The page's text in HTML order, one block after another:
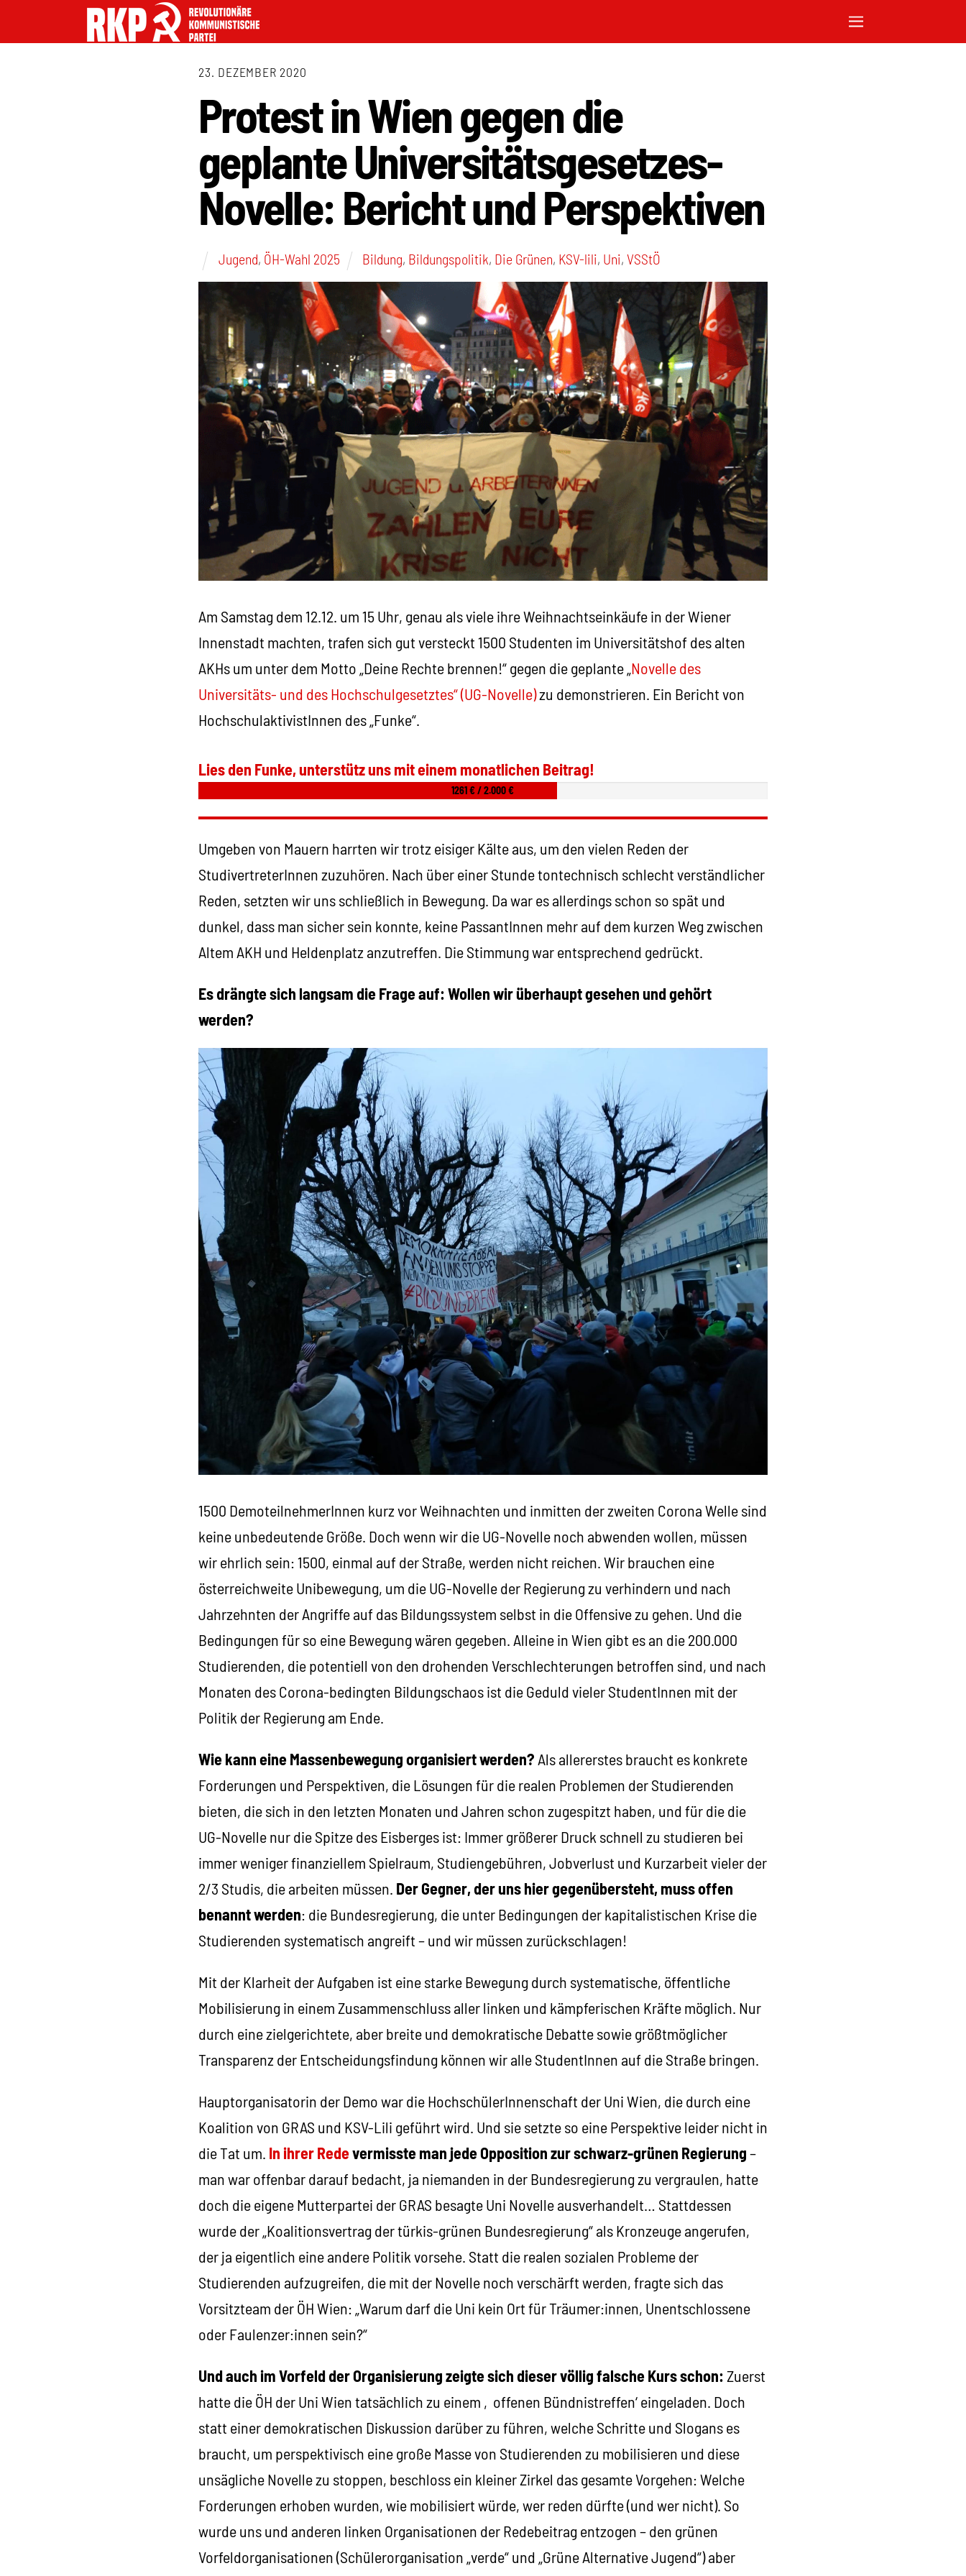
23. DEZEMBER 2020
Protest in Wien gegen die
geplante Universitätsgesetzes-
Novelle: Bericht und Perspektiven
Jugend, ÖH-Wahl 2025 Bildung, Bildungspolitik, Die Grünen, KSV-lili, Uni,VSStÖ
Am Samstag dem 12.12. um 15 Uhr, genau als viele ihre Weihnachtseinkäufe in der Wiener
Innenstadt machten, trafen sich gut versteckt 1500 Studenten im Universitätshof des alten
AKHs um unter dem Motto „Deine Rechte brennen!“ gegen die geplante „ Novelle des
Universitäts- und des Hochschulgesetztes“ (UG-Novelle)zu demonstrieren. Ein Bericht von
HochschulaktivistInnen des „Funke“.
Lies den Funke, unterstütz uns mit einem monatlichen Beitrag!
1261 € / 2.000 €
Umgeben von Mauern harrten wir trotz eisiger Kälte aus, um den vielen Reden der
StudivertreterInnen zuzuhören. Nach über einer Stunde tontechnisch schlecht verständlicher
Reden, setzten wir uns schließlich in Bewegung. Da war es allerdings schon so spät und
dunkel, dass man sicher sein konnte, keine PassantInnen mehr auf dem kurzen Weg zwischen
Altem AKH und Heldenplatz anzutreffen. Die Stimmung war entsprechend gedrückt.
Es drängte sich langsam die Frage auf: Wollen wir überhaupt gesehen und gehört
werden?
1500 DemoteilnehmerInnen kurz vor Weihnachten und inmitten der zweiten Corona Welle sind
keine unbedeutende Größe. Doch wenn wir die UG-Novelle noch abwenden wollen, müssen
wir ehrlich sein: 1500, einmal auf der Straße, werden nicht reichen. Wir brauchen eine
österreichweite Unibewegung, um die UG-Novelle der Regierung zu verhindern und nach
Jahrzehnten der Angriffe auf das Bildungssystem selbst in die Offensive zu gehen. Und die
Bedingungen für so eine Bewegung wären gegeben. Alleine in Wien gibt es an die 200.000
Studierenden, die potentiell von den drohenden Verschlechterungen betroffen sind, und nach
Monaten des Corona-bedingten Bildungschaos ist die Geduld vieler StudentInnen mit der
Politik der Regierung am Ende.
Wie kann eine Massenbewegung organisiert werden? Als allererstes braucht es konkrete
Forderungen und Perspektiven, die Lösungen für die realen Problemen der Studierenden
bieten, die sich in den letzten Monaten und Jahren schon zugespitzt haben, und für die die
UG-Novelle nur die Spitze des Eisberges ist: Immer größerer Druck schnell zu studieren bei
immer weniger finanziellem Spielraum, Studiengebühren, Jobverlust und Kurzarbeit vieler der
2/3 Studis, die arbeiten müssen. Der Gegner, der uns hier gegenübersteht, muss offen
benannt werden: die Bundesregierung, die unter Bedingungen der kapitalistischen Krise die
Studierenden systematisch angreift – und wir müssen zurückschlagen!
Mit der Klarheit der Aufgaben ist eine starke Bewegung durch systematische, öffentliche
Mobilisierung in einem Zusammenschluss aller linken und kämpferischen Kräfte möglich. Nur
durch eine zielgerichtete, aber breite und demokratische Debatte sowie größtmöglicher
Transparenz der Entscheidungsfindung können wir alle StudentInnen auf die Straße bringen.
Hauptorganisatorin der Demo war die HochschülerInnenschaft der Uni Wien, die durch eine
Koalition von GRAS und KSV-Lili geführt wird. Und sie setzte so eine Perspektive leider nicht in
die Tat um. In ihrer Redevermisste man jede Opposition zur schwarz-grünen Regierung–
man war offenbar darauf bedacht, ja niemanden in der Bundesregierung zu vergraulen, hatte
doch die eigene Mutterpartei der GRAS besagte Uni Novelle ausverhandelt… Stattdessen
wurde der „Koalitionsvertrag der türkis-grünen Bundesregierung“ als Kronzeuge angerufen,
der ja eigentlich eine andere Politik vorsehe. Statt die realen sozialen Probleme der
Studierenden aufzugreifen, die mit der Novelle noch verschärft werden, fragte sich das
Vorsitzteam der ÖH Wien: „Warum darf die Uni kein Ort für Träumer:innen, Unentschlossene
oder Faulenzer:innen sein?“
Und auch im Vorfeld der Organisierung zeigte sich dieser völlig falsche Kurs schon:Zuerst
hatte die ÖH der Uni Wien tatsächlich zu einem ‚offenen Bündnistreffen‘ eingeladen. Doch
statt einer demokratischen Diskussion darüber zu führen, welche Schritte und Slogans es
braucht, um perspektivisch eine große Masse von Studierenden zu mobilisieren und diese
unsägliche Novelle zu stoppen, beschloss ein kleiner Zirkel das gesamte Vorgehen: Welche
Forderungen erhoben wurden, wie mobilisiert würde, wer reden dürfte (und wer nicht). So
wurde uns und anderen linken Organisationen der Redebeitrag entzogen – den grünen
Vorfeldorganisationen (Schülerorganisation „verde“ und „Grüne Alternative Jugend“) aber